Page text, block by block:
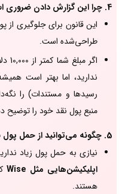
4. چرا این گزارش دادن ضروری است؟
این قانون برای جلوگیری از
طراحی‌شده است.
اگر مبلغ شما کمتر از 10,000 دلار (NZD )
ندارید، اما بهتر است
رسیدها و مستندات) را
منبع پول نقد خود را توضیح
5. چگونه می‌توانید از حمل پول نقد اجتناب کنید؟
نیازی به حمل پول زیاد
اپلیکیشن‌هایی مثل Wise
هستند.